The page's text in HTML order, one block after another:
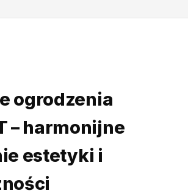
ogrodzenia
– harmonijne
estetyki i